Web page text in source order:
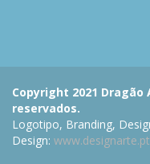
Copyright 2021
reservados.
Logotipo, Branding,
Design: www.designarte.pt